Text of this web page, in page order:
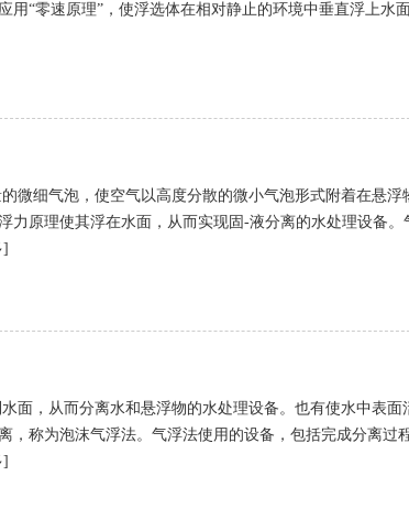
“零速原理”，使浮选体在相对静止的环境中垂直浮上水面
微细气泡，使空气以高度分散的微小气泡形式附着在悬浮
力原理使其浮在水面，从而实现固-液分离的水处理设备。
面，从而分离水和悬浮物的水处理设备。也有使水中表面
，称为泡沫气浮法。气浮法使用的设备，包括完成分离过